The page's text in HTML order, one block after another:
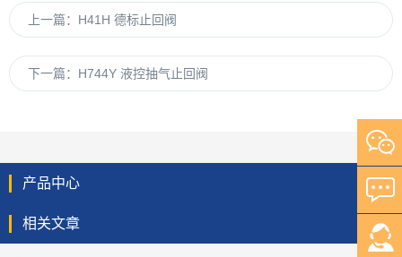
上一篇： H41H 德标止回阀
下一篇： H744Y 液控抽气止回阀
产品中心
相关文章